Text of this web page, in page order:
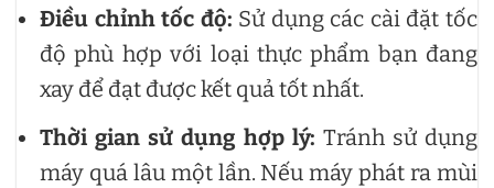
Điều chỉnh tốc độ: Sử dụng các cài đặt tốc
độ phù hợp với loại thực phẩm bạn đang
xay để đạt được kết quả tốt nhất.
Thời gian sử dụng hợp lý: Tránh sử dụng
máy quá lâu một lần. Nếu máy phát ra mùi